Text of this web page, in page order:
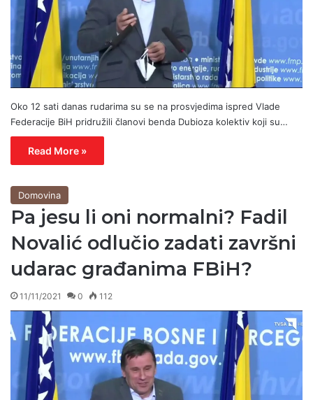
Oko 12 sati danas rudarima su se na prosvjedima ispred Vlade
Federacije BiH pridružili članovi benda Dubioza kolektiv koji su…
Read More »
Domovina
Pa jesu li oni normalni? Fadil
Novalić odlučio zadati završni
udarac građanima FBiH?
11/11/2021 0 112